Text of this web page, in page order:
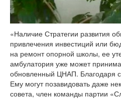
«Наличие Стратегии развития
привлечения инвестиций или
на ремонт опорной школы, ее
амбулатория уже может
обновленный ЦНАП. Благодаря
Ему могут позавидовать даже
совета, член команды партии